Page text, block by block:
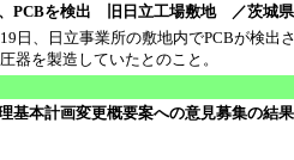
PCBを検出 旧日立工場敷地 ／茨城県
日、日立事業所の敷地内でPCBが検出
器を製造していたとのこと。
基本計画変更概要案への意見募集の結